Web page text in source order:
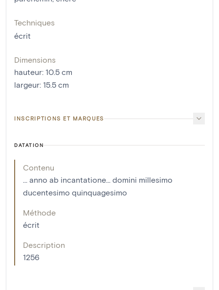
Techniques
écrit
Dimensions
hauteur: 10.5 cm
largeur: 15.5 cm
INSCRIPTIONS ET MARQUES
DATATION
Contenu
... anno ab incantatione... domini millesimo
ducentesimo quinquagesimo
Méthode
écrit
Description
1256